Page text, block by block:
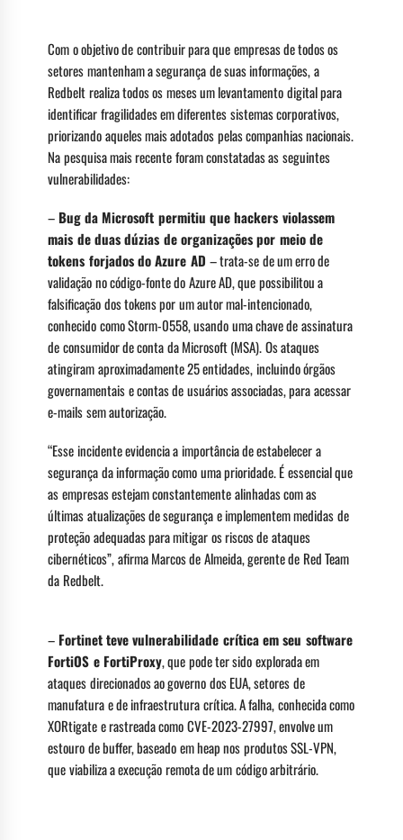
Com o objetivo de contribuir para que empresas de todos os
setores mantenham a segurança de suas informações, a
Redbelt realiza todos os meses um levantamento digital para
identificar fragilidades em diferentes sistemas corporativos,
priorizando aqueles mais adotados pelas companhias nacionais.
Na pesquisa mais recente foram constatadas as seguintes
vulnerabilidades:
– Bug da Microsoft permitiu que hackers violassem
mais de duas dúzias de organizações por meio de
tokens forjados do Azure AD – trata-se de um erro de
validação no código-fonte do Azure AD, que possibilitou a
falsificação dos tokens por um autor mal-intencionado,
conhecido como Storm-0558, usando uma chave de assinatura
de consumidor de conta da Microsoft (MSA). Os ataques
atingiram aproximadamente 25 entidades, incluindo órgãos
governamentais e contas de usuários associadas, para acessar
e-mails sem autorização.
“Esse incidente evidencia a importância de estabelecer a
segurança da informação como uma prioridade. É essencial que
as empresas estejam constantemente alinhadas com as
últimas atualizações de segurança e implementem medidas de
proteção adequadas para mitigar os riscos de ataques
cibernéticos”, afirma Marcos de Almeida, gerente de Red Team
da Redbelt.
– Fortinet teve vulnerabilidade crítica em seu software
FortiOS e FortiProxy, que pode ter sido explorada em
ataques direcionados ao governo dos EUA, setores de
manufatura e de infraestrutura crítica. A falha, conhecida como
XORtigate e rastreada como CVE-2023-27997, envolve um
estouro de buffer, baseado em heap nos produtos SSL-VPN,
que viabiliza a execução remota de um código arbitrário.